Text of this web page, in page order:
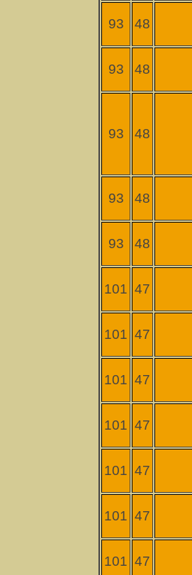
93 48
93 48
93 48
93 48
93 48
101 47
101 47
101 47
101 47
101 47
101 47
101 47